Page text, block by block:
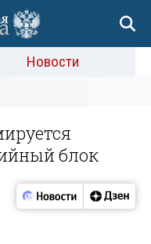
Новости
блок